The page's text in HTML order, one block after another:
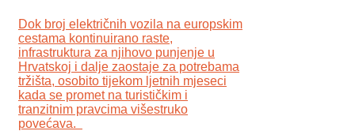
Dok broj električnih vozila na europskim
cestama kontinuirano raste,
infrastruktura za njihovo punjenje u
Hrvatskoj i dalje zaostaje za potrebama
tržišta, osobito tijekom ljetnih mjeseci
kada se promet na turističkim i
tranzitnim pravcima višestruko
povećava.